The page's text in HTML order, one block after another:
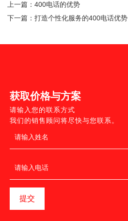
上一篇： 400电话的优势
下一篇： 打造个性化服务的400电话优势
获取价格与方案
请输入您的联系方式
我们的销售顾问将尽快与您联系。
提交